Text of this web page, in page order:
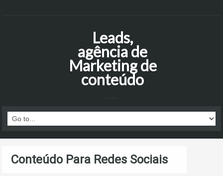
Leads,
agência de
Marketing de
conteúdo
Conteúdo Para Redes Sociais